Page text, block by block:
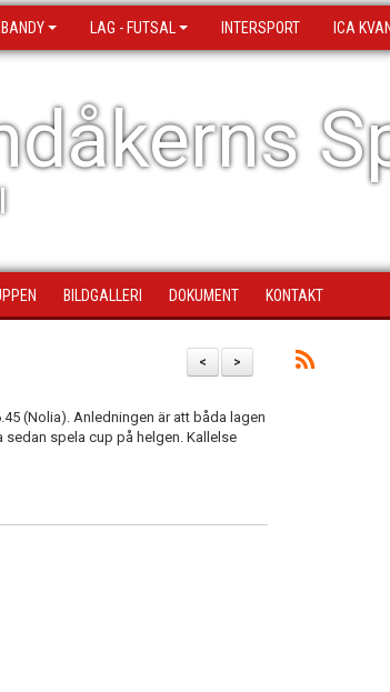
LAG - FUTSAL INTERSPORT ICA
BILDGALLERI DOKUMENT KONTAKT
>
<
(Nolia). Anledningen är att båda lagen
spela cup på helgen. Kallelse